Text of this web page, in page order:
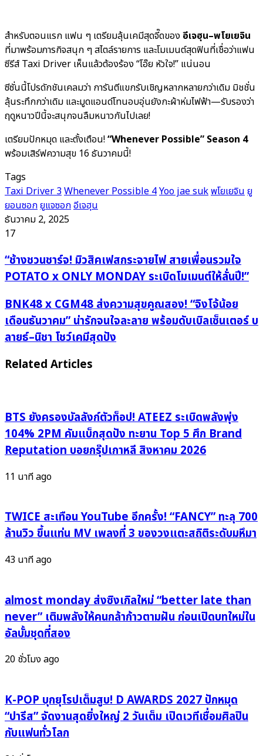
สำหรับตอนแรก แฟน ๆ เตรียมลุ้นเคมีสุดจี๊ดของอีเจฮุน–พโยเยจิน
ที่มาพร้อมภารกิจสนุก ๆ สไตล์รายการ และโมเมนต์สุดฟินที่เชื่อว่าแฟน
ซีรีส์ Taxi Driver เห็นแล้วต้องร้อง “โอ๊ย หัวใจ!” แน่นอน
ซีซั่นนี้โปรดักชันเคลมว่า การันตีแขกรับเชิญหลากหลายกว่าเดิม มิชชั่น
ลุ้นระทึกกว่าเดิม และมูดแอนด์โทนอบอุ่นยังกะผ้าห่มไฟฟ้า—รับรองว่า
ฤดูหนาวปีนี้จะสนุกจนลืมหนาวกันไปเลย!
เตรียมปักหมุด และตั้งเตือน!“Whenever Possible” Season 4
พร้อมเสิร์ฟความสุข 16 ธันวาคมนี้!
Tags
Taxi Driver 3Whenever Possible 4Yoo jae sukพโยเยจินยู
ยอนซอกยูแจซอกอีเจฮุน
ธันวาคม 2, 2025
17
“ช้าง
ชวน
มิวสิค
เฟส
กระจาย
ไฟ
สาย
เพื่อน
x
ONLY
MONDAY
ระเบิด
โมเมนต์
ให้
ปี!”
“ช้างชวนชาร์จ! มิวสิคเฟสกระจายไฟ สายเพื่อนรวมใจ
POTATO x ONLY MONDAY ระเบิดโมเมนต์ให้ลั่นปี!”
BNK48
x
CGM48
ส่ง
ความ
“จิงโจ้
น้อย
เดือน
ธันวาคม”
น่า
ใจ
ละลาย
พร้อม
ดับเบิล
ลาย
ธ์–
นิชา
โชว์
เคมี
BNK48 x CGM48 ส่งความสุขคูณสอง! “จิงโจ้น้อย
เดือนธันวาคม” น่ารักจนใจละลาย พร้อมดับเบิลเซ็นเตอร์ บ
ลายธ์–นิชา โชว์เคมีสุดปัง
Related Articles
BTS ยังครองบัลลังก์ตัวท็อป! ATEEZ ระเบิดพลังพุ่ง
104% 2PM คัมแบ็กสุดปัง ทะยาน Top 5 ศึก Brand
Reputation บอยกรุ๊ปเกาหลี สิงหาคม 2026
11 นาที ago
TWICE สะเทือน YouTube อีกครั้ง! “FANCY” ทะลุ 700
ล้านวิว ขึ้นแท่น MV เพลงที่ 3 ของวงแตะสถิติระดับมหึมา
43 นาที ago
almost monday ส่งซิงเกิลใหม่ “better late than
never” เติมพลังให้คนกล้าก้าวตามฝัน ก่อนเปิดบทใหม่ใน
อัลบั้มชุดที่สอง
20 ชั่วโมง ago
K-POP บุกยุโรปเต็มสูบ! D AWARDS 2027 ปักหมุด
“ปารีส” จัดงานสุดยิ่งใหญ่ 2 วันเต็ม เปิดเวทีเชื่อมศิลปิน
กับแฟนทั่วโลก